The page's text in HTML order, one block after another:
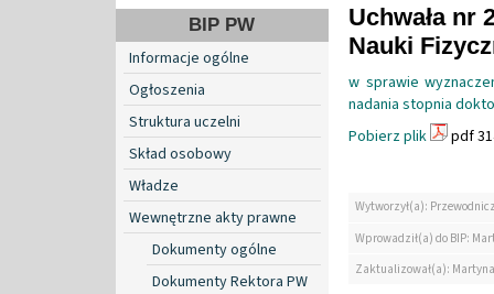
BIP PW
Informacje ogólne
Ogłoszenia
Struktura uczelni
Skład osobowy
Władze
Wewnętrzne akty prawne
Dokumenty ogólne
Dokumenty Rektora PW
Uchwała nr
Nauki
w sprawie
nadania stopnia
Pobierz plik
pdf
Wytworzył(a):
Wprowadził(a) do BIP:
Zaktualizował(a):